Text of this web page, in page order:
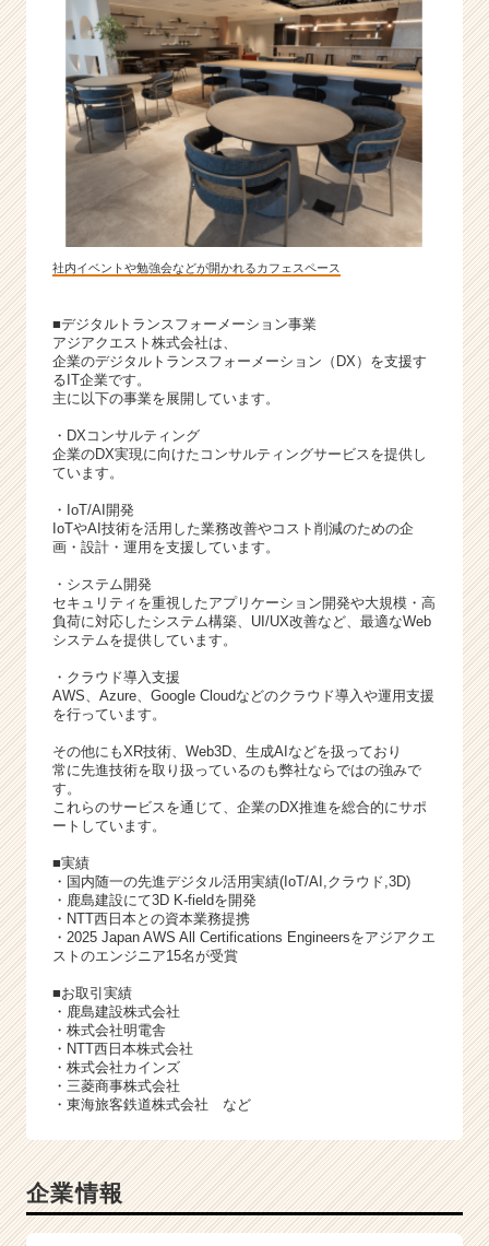
社内イベントや勉強会などが開かれるカフェスペース
■デジタルトランスフォーメーション事業
アジアクエスト株式会社は、
企業のデジタルトランスフォーメーション（DX）を支援す
るIT企業です。
主に以下の事業を展開しています。
・DXコンサルティング
企業のDX実現に向けたコンサルティングサービスを提供し
ています。
・IoT/AI開発
IoTやAI技術を活用した業務改善やコスト削減のための企
画・設計・運用を支援しています。
・システム開発
セキュリティを重視したアプリケーション開発や大規模・高
負荷に対応したシステム構築、UI/UX改善など、最適なWeb
システムを提供しています。
・クラウド導入支援
AWS、Azure、Google Cloudなどのクラウド導入や運用支援
を行っています。
その他にもXR技術、Web3D、生成AIなどを扱っており
常に先進技術を取り扱っているのも弊社ならではの強みで
す。
これらのサービスを通じて、企業のDX推進を総合的にサポ
ートしています。
■実績
・国内随一の先進デジタル活用実績(IoT/AI,クラウド,3D)
・鹿島建設にて3D K-fieldを開発
・NTT西日本との資本業務提携
・2025 Japan AWS All Certifications Engineersをアジアクエ
ストのエンジニア15名が受賞
■お取引実績
・鹿島建設株式会社
・株式会社明電舎
・NTT西日本株式会社
・株式会社カインズ
・三菱商事株式会社
・東海旅客鉄道株式会社 など
企業情報